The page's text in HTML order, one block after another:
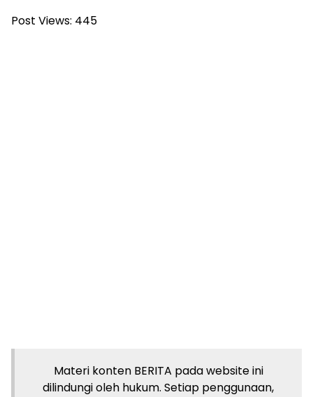
Post Views: 445
Materi konten BERITA pada website ini
dilindungi oleh hukum. Setiap penggunaan,